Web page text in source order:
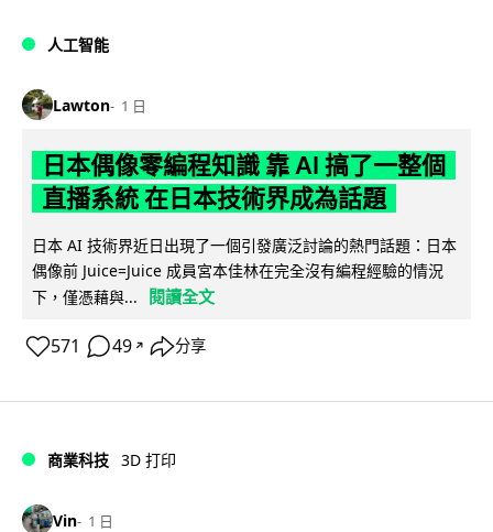
人工智能
Lawton 1 日
日本偶像零編程知識 靠 AI 搞了一整個
直播系統 在日本技術界成為話題
日本 AI 技術界近日出現了一個引發廣泛討論的熱門話題：日本
偶像前 Juice=Juice 成員宮本佳林在完全沒有編程經驗的情況
下，僅憑藉與...
閱讀全文
571 49 ↗ 分享
商業科技 3D 打印
Vin 1 日